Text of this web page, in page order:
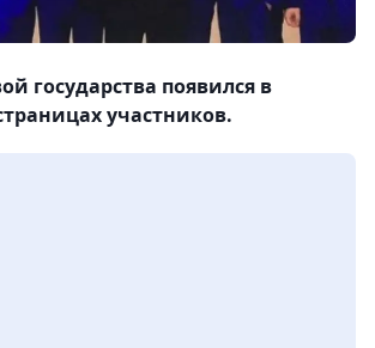
государства появился в
участников.